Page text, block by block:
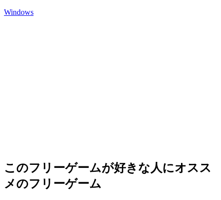
Windows
このフリーゲームが好きな人にオスス
メのフリーゲーム